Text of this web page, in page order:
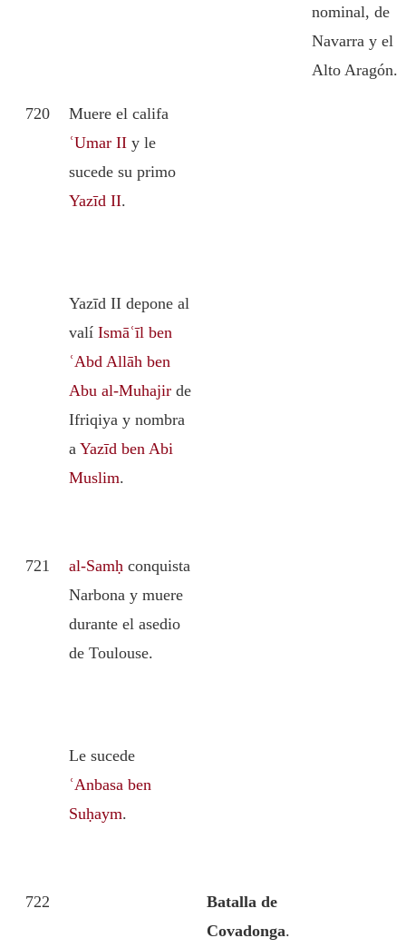
nominal, de
Navarra y el
Alto Aragón.
720
Muere el califa
ʿUmar II y le
sucede su primo
Yazīd II.
Yazīd II depone al
valí Ismāʿīl ben
ʿAbd Allāh ben
Abu al-Muhajir de
Ifriqiya y nombra
a Yazīd ben Abi
Muslim.
721 al-Samḥ conquista
Narbona y muere
durante el asedio
de Toulouse.
Le sucede
ʿAnbasa ben
Suḥaym.
722
Batalla de
Covadonga.